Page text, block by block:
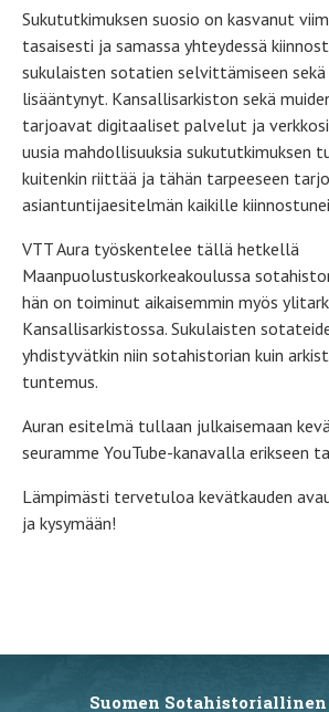
Sukututkimuksen suosio on kasvanut
tasaisesti ja samassa yhteydessä
sukulaisten sotatien selvittämiseen
lisääntynyt. Kansallisarkiston sekä
tarjoavat digitaaliset palvelut ja
uusia mahdollisuuksia sukututkimuksen
kuitenkin riittää ja tähän tarpeeseen
asiantuntijaesitelmän kaikille
VTT Aura työskentelee tällä hetkellä
Maanpuolustuskorkeakoulussa
hän on toiminut aikaisemmin myös
Kansallisarkistossa. Sukulaisten
yhdistyvätkin niin sotahistorian kuin
tuntemus.
Auran esitelmä tullaan julkaisemaan
seuramme YouTube-kanavalla erikseen
Lämpimästi tervetuloa kevätkauden
ja kysymään!
Suomen Sotahistoriallinen